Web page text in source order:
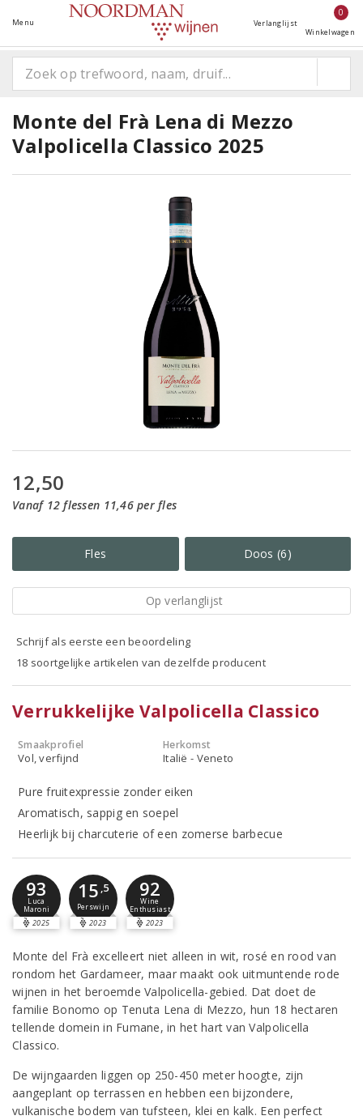
Menu Verlanglijst
0
Winkelwagen
Monte del Frà Lena di Mezzo
Valpolicella Classico 2025
12,50
Vanaf 12 flessen 11,46 per fles
Fles Doos (6)
Op verlanglijst
Schrijf als eerste een beoordeling
18 soortgelijke artikelen van dezelfde producent
Verrukkelijke Valpolicella Classico
Smaakprofiel
Vol, verfijnd
Herkomst
Italië - Veneto
Pure fruitexpressie zonder eiken
Aromatisch, sappig en soepel
Heerlijk bij charcuterie of een zomerse barbecue
93
Luca
Maroni
2025
15 ,5
Perswijn
2023
92
Wine
Enthusiast
2023
Monte del Frà excelleert niet alleen in wit, rosé en rood van
rondom het Gardameer, maar maakt ook uitmuntende rode
wijnen in het beroemde Valpolicella-gebied. Dat doet de
familie Bonomo op Tenuta Lena di Mezzo, hun 18 hectaren
tellende domein in Fumane, in het hart van Valpolicella
Classico.
De wijngaarden liggen op 250-450 meter hoogte, zijn
aangeplant op terrassen en hebben een bijzondere,
vulkanische bodem van tufsteen, klei en kalk. Een perfect